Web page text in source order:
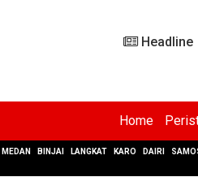
Headline
Home
MEDAN BINJAI LANGKAT KARO DAIRI